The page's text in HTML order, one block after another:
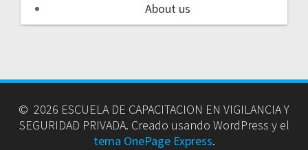
About us
© 2026 ESCUELA DE CAPACITACION EN VIGILANCIA Y
SEGURIDAD PRIVADA. Creado usando WordPress y el
tema OnePage Express.